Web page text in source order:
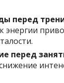
перед
энергии
перед